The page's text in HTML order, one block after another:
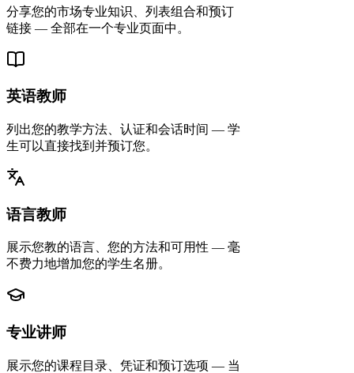
分享您的市场专业知识、列表组合和预订
链接 — 全部在一个专业页面中。
英语教师
列出您的教学方法、认证和会话时间 — 学
生可以直接找到并预订您。
语言教师
展示您教的语言、您的方法和可用性 — 毫
不费力地增加您的学生名册。
专业讲师
展示您的课程目录、凭证和预订选项 — 当